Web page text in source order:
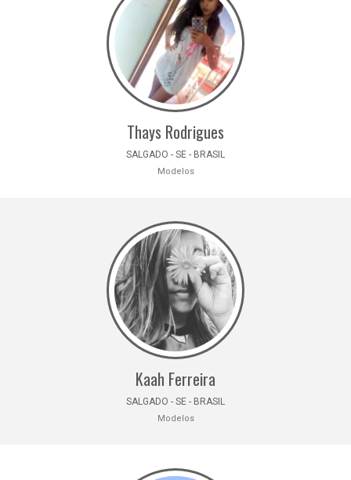
Thays Rodrigues
SALGADO - SE - BRASIL
Modelos
Kaah Ferreira
SALGADO - SE - BRASIL
Modelos